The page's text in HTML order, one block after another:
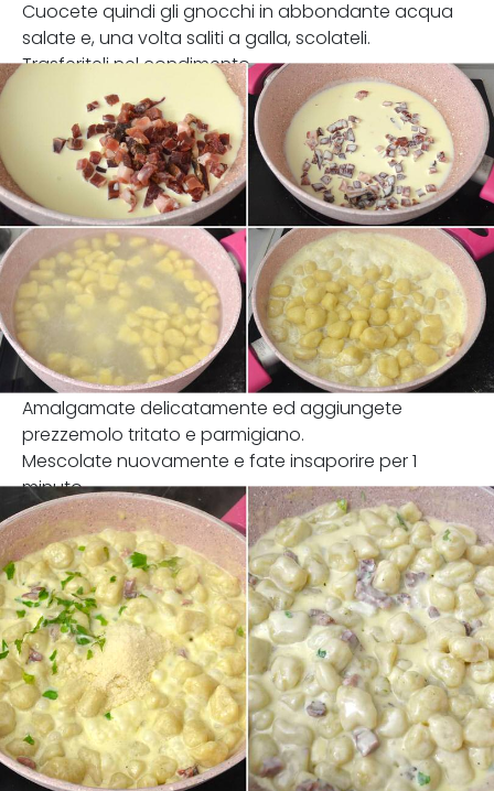
Cuocete quindi gli gnocchi in abbondante acqua
salate e, una volta saliti a galla, scolateli.
Trasferiteli nel condimento.
Amalgamate delicatamente ed aggiungete
prezzemolo tritato e parmigiano.
Mescolate nuovamente e fate insaporire per 1
minuto.